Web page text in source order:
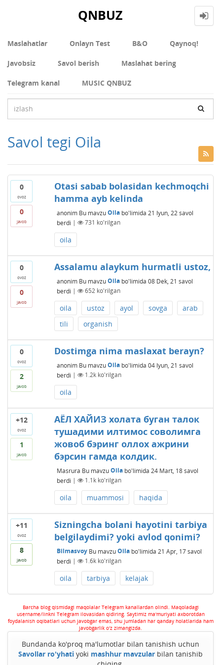
QNBUZ
Maslahatlar Onlayn Test В&О Qaynoq!
Javobsiz Savol berish Maslahat bering
Telegram kanal MUSIC QNBUZ
Savol tegi Oila
0
ovoz
0
javob
Otasi sabab bolasidan kechmoqchi
hamma ayb kelinda
anonim Bu mavzuOilabo'limida 21 Iyun, 22 savol
berdi | 731 ko'rilgan
oila
0
ovoz
0
javob
Assalamu alaykum hurmatli ustoz,
anonim Bu mavzuOilabo'limida 08 Dek, 21 savol
berdi | 652ko'rilgan
oila ustoz ayol sovga
arab
tili
organish
0
ovoz
2
javob
Dostimga nima maslaxat berayn?
anonim Bu mavzuOilabo'limida 04 Iyun, 21 savol
berdi | 1.2kko'rilgan
oila
+12
ovoz
1
javob
АЁЛ ХАЙИЗ холата буган талок
тушадими илтимос соволимга
жовоб бэринг оллох ажрини
бэрсин гамда колдик.
Masrura Bu mavzuOilabo'limida 24 Mart, 18 savol
berdi | 1.1kko'rilgan
oila muammosi haqida
+11
ovoz
8
javob
Sizningcha bolani hayotini tarbiya
belgilaydimi? yoki avlod qonimi?
Bilmasvoy Bu mavzuOilabo'limida 21 Apr, 17 savol
berdi | 1.6kko'rilgan
oila tarbiya kelajak
Barcha blog qismidagi maqolalar Telegram kanallardan olindi. Maqoladagi
username/linkni Telegram ilovasidan qidiring. Saytimiz ma'muriyati axborotdan
foydalanish oqibatlari uchun javobgar emas, shu jumladan har qanday holatlarida ham
javobgarlik o'z zimangizda.
Bundanda ko'proq ma'lumotlar bilan tanishish uchun
Savollar ro'yhati yoki mashhur mavzular bilan tanishib